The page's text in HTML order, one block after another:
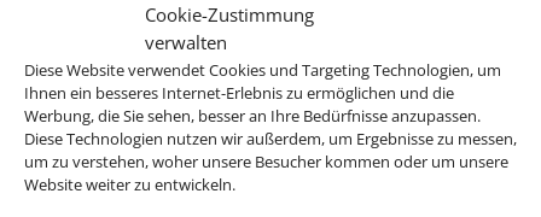
Cookie-Zustimmung
verwalten
Diese Website verwendet Cookies und Targeting Technologien, um
Ihnen ein besseres Internet-Erlebnis zu ermöglichen und die
Werbung, die Sie sehen, besser an Ihre Bedürfnisse anzupassen.
Diese Technologien nutzen wir außerdem, um Ergebnisse zu messen,
um zu verstehen, woher unsere Besucher kommen oder um unsere
Website weiter zu entwickeln.